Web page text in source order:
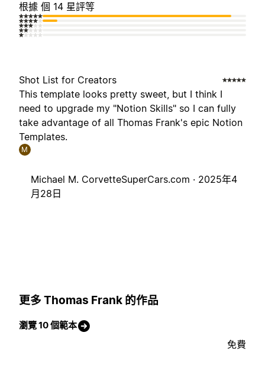
根據 個 14 星評等
Shot List for Creators
This template looks pretty sweet, but I think I
need to upgrade my "Notion Skills" so I can fully
take advantage of all Thomas Frank's epic Notion
Templates.
M
Michael M. CorvetteSuperCars.com · 2025年4
月28日
更多 Thomas Frank 的作品
瀏覽 10 個範本
免費